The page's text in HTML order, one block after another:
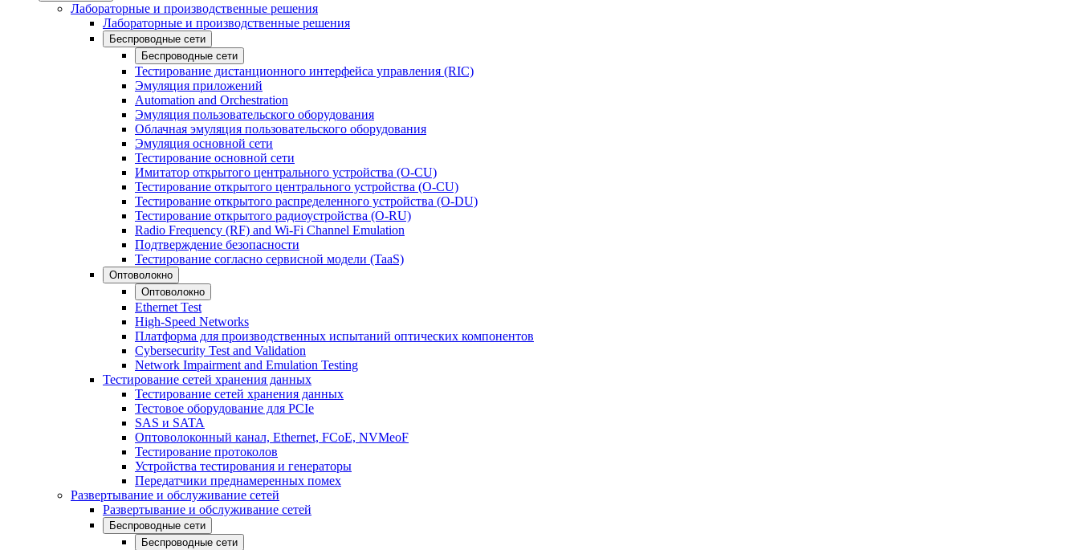
Лабораторные и производственные решения
Лабораторные и производственные решения
Беспроводные сети
Беспроводные сети
Тестирование дистанционного интерфейса управления (RIC)
Эмуляция приложений
Automation and Orchestration
Эмуляция пользовательского оборудования
Облачная эмуляция пользовательского оборудования
Эмуляция основной сети
Тестирование основной сети
Имитатор открытого центрального устройства (O-CU)
Тестирование открытого центрального устройства (O-CU)
Тестирование открытого распределенного устройства (O-DU)
Тестирование открытого радиоустройства (O-RU)
Radio Frequency (RF) and Wi-Fi Channel Emulation
Подтверждение безопасности
Тестирование согласно сервисной модели (TaaS)
Оптоволокно
Оптоволокно
Ethernet Test
High-Speed Networks
Платформа для производственных испытаний оптических компонентов
Cybersecurity Test and Validation
Network Impairment and Emulation Testing
Тестирование сетей хранения данных
Тестирование сетей хранения данных
Тестовое оборудование для PCIe
SAS и SATA
Оптоволоконный канал, Ethernet, FCoE, NVMeoF
Тестирование протоколов
Устройства тестирования и генераторы
Передатчики преднамеренных помех
Развертывание и обслуживание сетей
Развертывание и обслуживание сетей
Беспроводные сети
Беспроводные сети